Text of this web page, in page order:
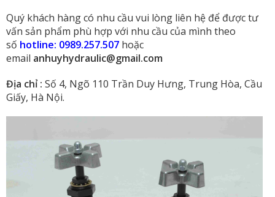
Quý khách hàng có nhu cầu vui lòng liên hệ để được tư
vấn sản phẩm phù hợp với nhu cầu của mình theo
số hotline: 0989.257.507 hoặc
email anhuyhydraulic@gmail.com
Địa chỉ : Số 4, Ngõ 110 Trần Duy Hưng, Trung Hòa, Cầu
Giấy, Hà Nội.